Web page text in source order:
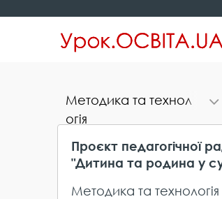
М​е​т​о​д​и​к​а​ ​т​а​ ​т​е​х​н​о​л​
о​г​і​я
Проєкт педагогічної
"Дитина та родина у
Методика та технологія